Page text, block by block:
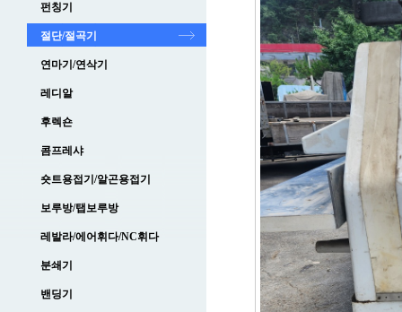
펀칭기
절단/절곡기
연마기/연삭기
레디알
후렉숀
콤프레샤
숏트용접기/알곤용접기
보루방/탭보루방
레발라/에어휘다/NC휘다
분쇄기
밴딩기